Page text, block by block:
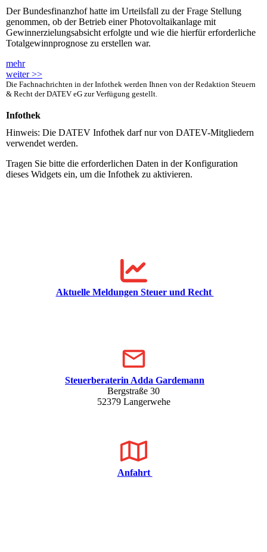
Der Bundesfinanzhof hatte im Urteilsfall zu der Frage Stellung
genommen, ob der Betrieb einer Photovoltaikanlage mit
Gewinnerzielungsabsicht erfolgte und wie die hierfür erforderliche
Totalgewinnprognose zu erstellen war.
mehr
weiter >>
Die Fachnachrichten in der Infothek werden Ihnen von der Redaktion Steuern
& Recht der DATEV eG zur Verfügung gestellt.
Infothek
Hinweis: Die DATEV Infothek darf nur von DATEV-Mitgliedern
verwendet werden.
Tragen Sie bitte die erforderlichen Daten in der Konfiguration
dieses Widgets ein, um die Infothek zu aktivieren.
Aktuelle Meldungen Steuer und Recht
Steuerberaterin Adda Gardemann
Bergstraße 30
52379 Langerwehe
Anfahrt